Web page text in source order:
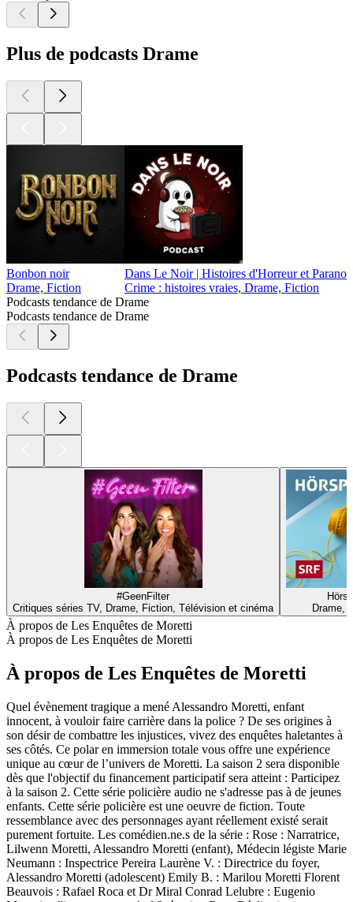
Plus de podcasts Drame
Bonbon noir
Drame, Fiction
Dans Le Noir | Histoires d'Horreur et
Crime : histoires vraies, Drame, Fiction
Podcasts tendance de Drame
Podcasts tendance de Drame
Podcasts tendance de Drame
#GeenFilter
Critiques séries TV, Drame, Fiction, Télévision et cinéma
Drame,
À propos de Les Enquêtes de Moretti
À propos de Les Enquêtes de Moretti
À propos de Les Enquêtes de Moretti
Quel évènement tragique a mené Alessandro Moretti, enfant
innocent, à vouloir faire carrière dans la police ? De ses origines à
son désir de combattre les injustices, vivez des enquêtes haletantes à
ses côtés. Ce polar en immersion totale vous offre une expérience
unique au cœur de l’univers de Moretti. La saison 2 sera disponible
dès que l'objectif du financement participatif sera atteint : Participez
à la saison 2. Cette série policière audio ne s'adresse pas à de jeunes
enfants. Cette série policière est une oeuvre de fiction. Toute
ressemblance avec des personnages ayant réellement existé serait
purement fortuite. Les comédien.ne.s de la série : Rose : Narratrice,
Lilwenn Moretti, Alessandro Moretti (enfant), Médecin légiste Marie
Neumann : Inspectrice Pereira Laurène V. : Directrice du foyer,
Alessandro Moretti (adolescent) Emily B. : Marilou Moretti Florent
Beauvois : Rafael Roca et Dr Miral Conrad Lelubre : Eugenio